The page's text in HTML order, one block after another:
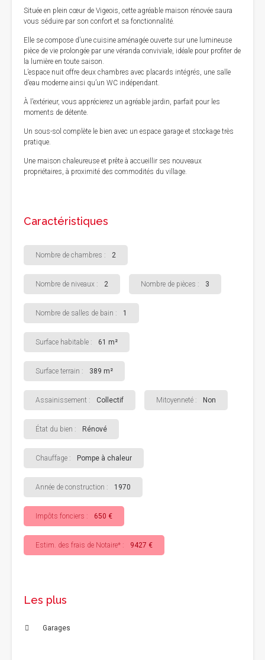
Située en plein cœur de Vigeois, cette agréable maison rénovée saura
vous séduire par son confort et sa fonctionnalité.
Elle se compose d’une cuisine aménagée ouverte sur une lumineuse
pièce de vie prolongée par une véranda conviviale, idéale pour profiter de
la lumière en toute saison.
L’espace nuit offre deux chambres avec placards intégrés, une salle
d’eau moderne ainsi qu’un WC indépendant.
À l’extérieur, vous apprécierez un agréable jardin, parfait pour les
moments de détente.
Un sous-sol complète le bien avec un espace garage et stockage très
pratique.
Une maison chaleureuse et prête à accueillir ses nouveaux
propriétaires, à proximité des commodités du village.
Caractéristiques
Nombre de chambres : 2
Nombre de niveaux : 2 Nombre de pièces : 3
Nombre de salles de bain : 1
Surface habitable : 61 m²
Surface terrain : 389 m²
Assainissement : Collectif Mitoyenneté : Non
État du bien : Rénové
Chauffage : Pompe à chaleur
Année de construction : 1970
Impôts fonciers : 650 €
Estim. des frais de Notaire* : 9427 €
Les plus
Garages